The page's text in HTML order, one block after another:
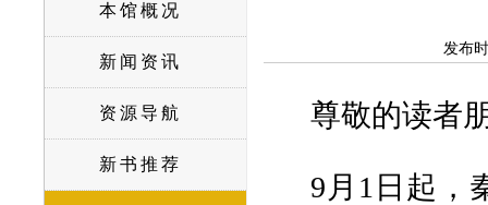
本馆概况
新闻资讯
资源导航
新书推荐
发布
尊敬的读者
9月1日起，